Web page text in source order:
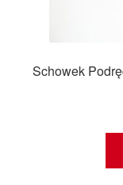
Schowek